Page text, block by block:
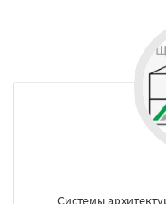
Системы